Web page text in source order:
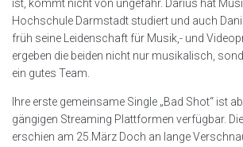
ist, kommt nicht von ungefähr. Darius hat
Hochschule Darmstadt studiert und auch
früh seine Leidenschaft für Musik,- und
ergeben die beiden nicht nur musikalisch,
ein gutes Team.
Ihre erste gemeinsame Single „Bad Shot“ ist
gängigen Streaming Plattformen verfügbar.
erschien am 25.März Doch an lange